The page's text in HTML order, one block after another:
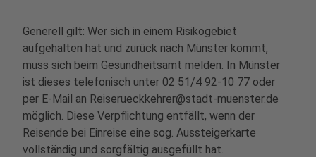
Generell gilt: Wer sich in einem Risikogebiet
aufgehalten hat und zurück nach Münster kommt,
muss sich beim Gesundheitsamt melden. In Münster
ist dieses telefonisch unter 02 51/4 92-10 77 oder
per E-Mail an Reiserueckkehrer@stadt-muenster.de
möglich. Diese Verpflichtung entfällt, wenn der
Reisende bei Einreise eine sog. Aussteigerkarte
vollständig und sorgfältig ausgefüllt hat.